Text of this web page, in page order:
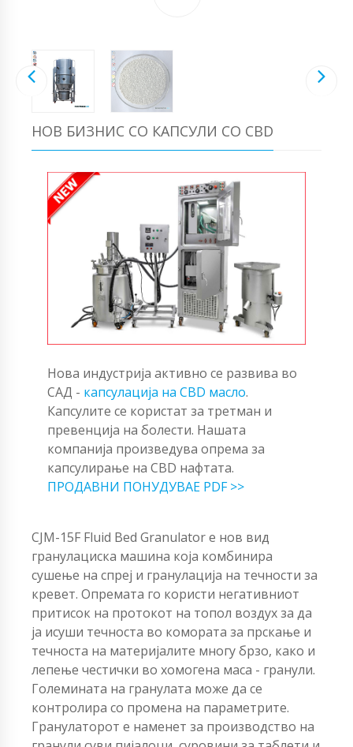
НОВ БИЗНИС СО КАПСУЛИ СО CBD
Нова индустрија активно се развива во
САД - капсулација на CBD масло.
Капсулите се користат за третман и
превенција на болести. Нашата
компанија произведува опрема за
капсулирање на CBD нафтата.
ПРОДАВНИ ПОНУДУВАЕ PDF >>
CJM-15F Fluid Bed Granulator е нов вид
гранулациска машина која комбинира
сушење на спреј и гранулација на течности за
кревет. Опремата го користи негативниот
притисок на протокот на топол воздух за да
ја исуши течноста во комората за прскање и
течноста на материјалите многу брзо, како и
лепење честички во хомогена маса - гранули.
Големината на гранулата може да се
контролира со промена на параметрите.
Гранулаторот е наменет за производство на